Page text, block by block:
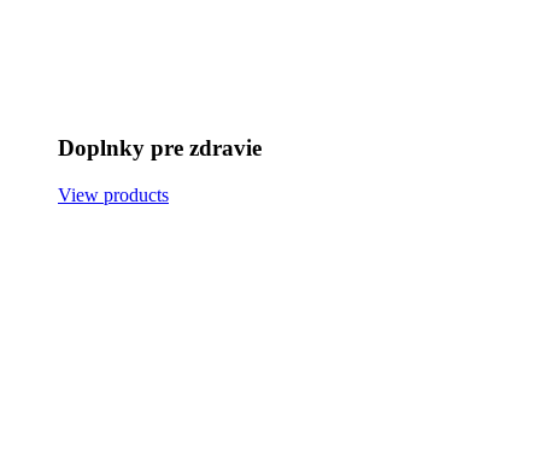
Doplnky pre zdravie
View products